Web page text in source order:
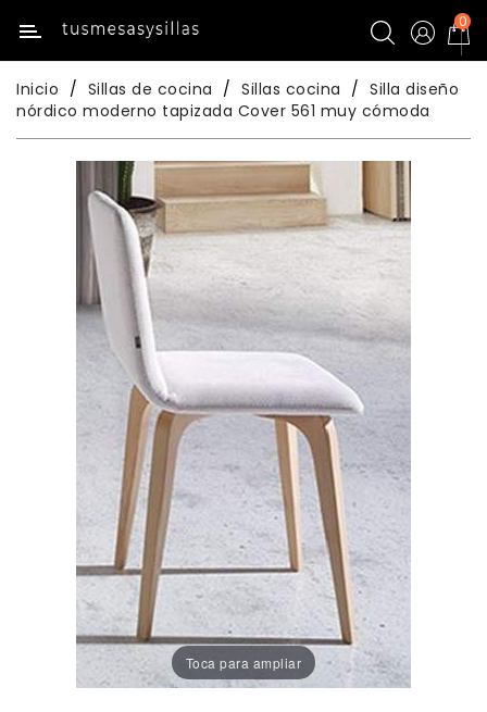
Categoría
Inicio
Mesas
Cocina
Comedor
Porcelánico
Dekton
Taburetes
0
Inicio Sillas de cocina Sillas cocina
Silla diseño
nórdico moderno tapizada Cover 561 muy cómoda
Toca para ampliar